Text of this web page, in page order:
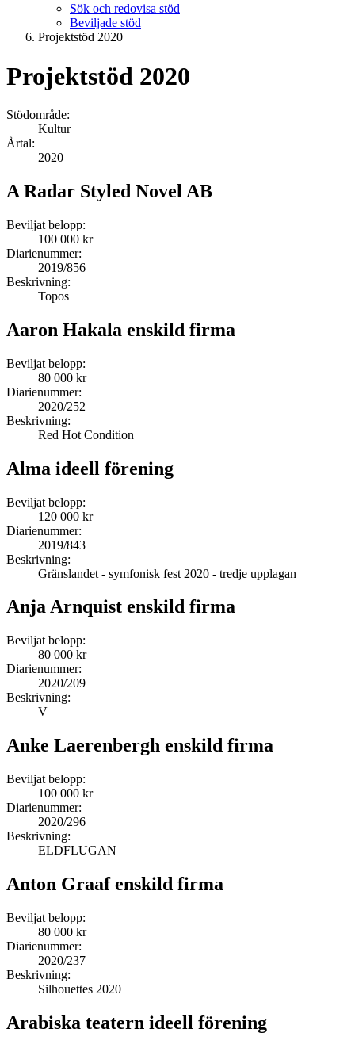
Sök och redovisa stöd
Beviljade stöd
Projektstöd 2020
Projektstöd 2020
Stödområde:
Kultur
Årtal:
2020
A Radar Styled Novel AB
Beviljat belopp:
100 000 kr
Diarienummer:
2019/856
Beskrivning:
Topos
Aaron Hakala enskild firma
Beviljat belopp:
80 000 kr
Diarienummer:
2020/252
Beskrivning:
Red Hot Condition
Alma ideell förening
Beviljat belopp:
120 000 kr
Diarienummer:
2019/843
Beskrivning:
Gränslandet - symfonisk fest 2020 - tredje upplagan
Anja Arnquist enskild firma
Beviljat belopp:
80 000 kr
Diarienummer:
2020/209
Beskrivning:
V
Anke Laerenbergh enskild firma
Beviljat belopp:
100 000 kr
Diarienummer:
2020/296
Beskrivning:
ELDFLUGAN
Anton Graaf enskild firma
Beviljat belopp:
80 000 kr
Diarienummer:
2020/237
Beskrivning:
Silhouettes 2020
Arabiska teatern ideell förening